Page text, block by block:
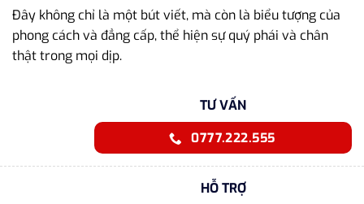
Đây không chỉ là một bút viết, mà còn là biểu tượng của
phong cách và đẳng cấp, thể hiện sự quý phái và chân
thật trong mọi dịp.
TƯ VẤN
0777.222.555
HỖ TRỢ